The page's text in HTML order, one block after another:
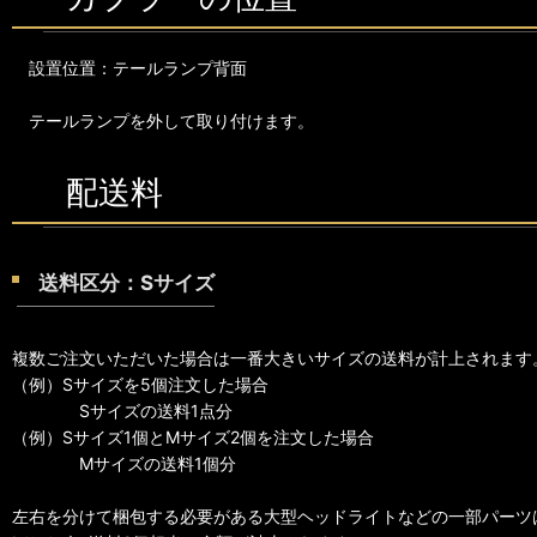
設置位置：テールランプ背面
テールランプを外して取り付けます。
配送料
送料区分：Sサイズ
複数ご注文いただいた場合は一番大きいサイズの送料が計上されます
（例）Sサイズを5個注文した場合
Sサイズの送料1点分
（例）Sサイズ1個とMサイズ2個を注文した場合
Mサイズの送料1個分
左右を分けて梱包する必要がある大型ヘッドライトなどの一部パーツ